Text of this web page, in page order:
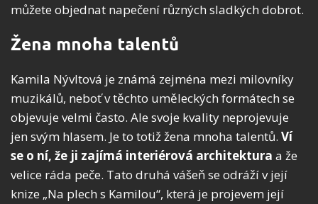
můžete objednat napečení různých sladkých dobrot.
Žena mnoha talentů
Kamila Nývltová je známá zejména mezi milovníky
muzikálů, neboť v těchto uměleckých formátech se
objevuje velmi často. Ale svoje kvality neprojevuje
jen svým hlasem. Je to totiž žena mnoha talentů. Ví
se o ní, že ji zajímá interiérová architektura a že
velice ráda peče. Tato druhá vášeň se odráží v její
knize „Na plech s Kamilou“, která je projevem její